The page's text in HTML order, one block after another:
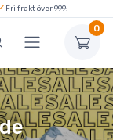
Fri frakt över 999:-
0